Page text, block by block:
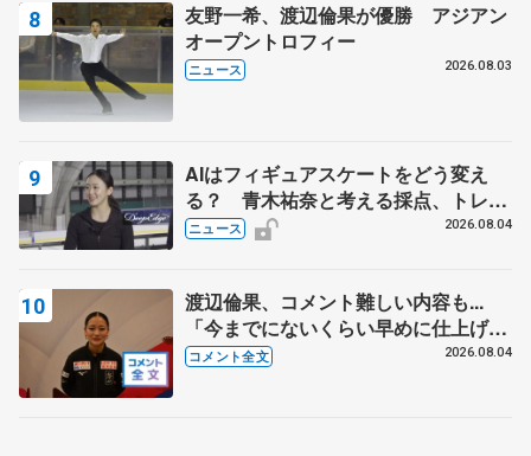
友野一希、渡辺倫果が優勝 アジアン
オープントロフィー
ニュース 2026.08.03
AIはフィギュアスケートをどう変え
る？ 青木祐奈と考える採点、トレー
ニングの未来
ニュース 2026.08.04
渡辺倫果、コメント難しい内容も...
「今までにないくらい早めに仕上げら
れている」 【アジアンオープントロ
コメント全文 2026.08.04